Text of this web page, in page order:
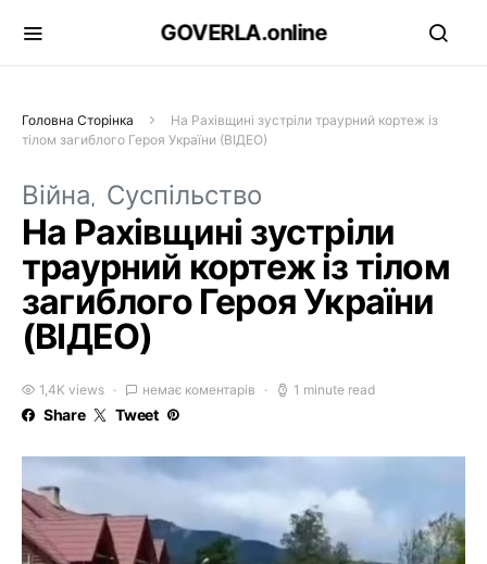
GOVERLA.online
Головна Сторінка
На Рахівщині зустріли траурний кортеж із
тілом загиблого Героя України (ВІДЕО)
Війна Суспільство
На Рахівщині зустріли
траурний кортеж із тілом
загиблого Героя України
(ВІДЕО)
1,4K views немає коментарів 1 minute read
Share Tweet